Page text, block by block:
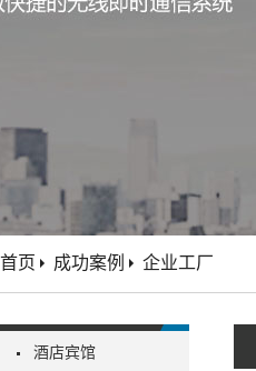
酒店宾馆
首页 成功案例 企业工厂